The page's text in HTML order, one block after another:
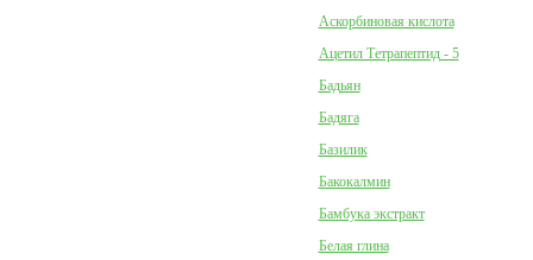
Аскорбиновая кислота
Ацетил Тетрапептид - 5
Бадьян
Бадяга
Базилик
Бакокалмин
Бамбука экстракт
Белая глина